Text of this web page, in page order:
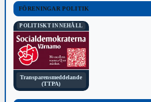
FÖRENINGAR POLITIK
POLITISKT INNEHÅLL
Transparensmeddelande
(TTPA)